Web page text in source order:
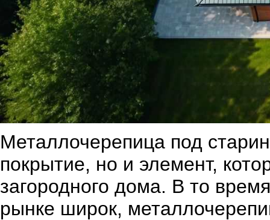
Металлочерепица под
покрытие, но и элемент,
загородного дома. В то
рынке широк,